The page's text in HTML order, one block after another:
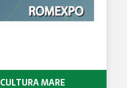
CULTURA MARE